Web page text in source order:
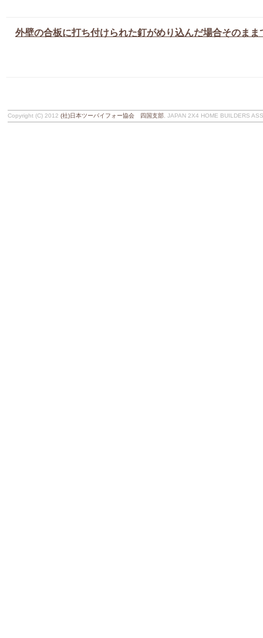
外壁の合板に打ち付けられた釘がめり込んだ場合そのまま
Copyright (C) 2012 (社)日本ツーバイフォー協会 四国支部 , JAPAN 2X4 HOME BUILDERS